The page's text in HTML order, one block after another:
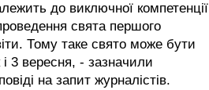
до виключної компетенції
свята першого
Тому таке свято може бути
3 вересня, - зазначили
на запит журналістів.